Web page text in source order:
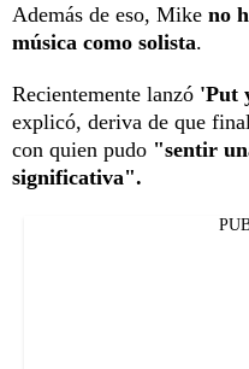
Además de eso, Mike no
música como solista.
Recientemente lanzó 'Put
explicó, deriva de que
con quien pudo "sentir
significativa".